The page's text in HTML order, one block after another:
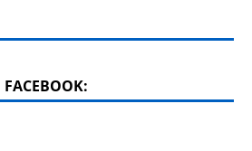
FACEBOOK: